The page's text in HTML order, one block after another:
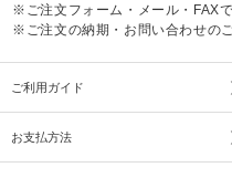
※ご注文フォーム・メール・FAX
※ご注文の納期・お問い合わせの
ご利用ガイド
お支払方法